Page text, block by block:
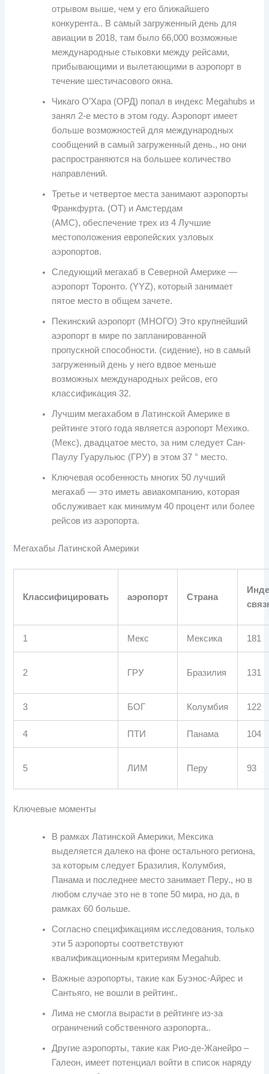
отрывом выше, чем у его ближайшего
конкурента.. В самый загруженный день для
авиации в 2018, там было 66,000 возможные
международные стыковки между рейсами,
прибывающими и вылетающими в аэропорт в
течение шестичасового окна.
Чикаго О’Хара (ОРД) попал в индекс Megahubs и
занял 2-е место в этом году. Аэропорт имеет
больше возможностей для международных
сообщений в самый загруженный день., но они
распространяются на большее количество
направлений.
Третье и четвертое места занимают аэропорты
Франкфурта. (ОТ) и Амстердам
(АМС), обеспечение трех из 4 Лучшие
местоположения европейских узловых
аэропортов.
Следующий мегахаб в Северной Америке —
аэропорт Торонто. (YYZ), который занимает
пятое место в общем зачете.
Пекинский аэропорт (МНОГО) Это крупнейший
аэропорт в мире по запланированной
пропускной способности. (сидение), но в самый
загруженный день у него вдвое меньше
возможных международных рейсов, его
классификация 32.
Лучшим мегахабом в Латинской Америке в
рейтинге этого года является аэропорт Мехико.
(Мекс), двадцатое место, за ним следует Сан-
Паулу Гуарульюс (ГРУ) в этом 37 ° место.
Ключевая особенность многих 50 лучший
мегахаб — это иметь авиакомпанию, которая
обслуживает как минимум 40 процент или более
рейсов из аэропорта.
Мегахабы Латинской Америки
Классифицировать аэропорт Страна
1 Мекс Мексика 181
2 ГРУ Бразилия 131
3 БОГ Колумбия 122
4 ПТИ Панама 104
5 ЛИМ Перу 93
Ключевые моменты
В рамках Латинской Америки, Мексика
выделяется далеко на фоне остального региона,
за которым следует Бразилия, Колумбия,
Панама и последнее место занимает Перу., но в
любом случае это не в топе 50 мира, но да, в
рамках 60 больше.
Согласно спецификациям исследования, только
эти 5 аэропорты соответствуют
квалификационным критериям Megahub.
Важные аэропорты, такие как Буэнос-Айрес и
Сантьяго, не вошли в рейтинг..
Лима не смогла вырасти в рейтинге из-за
ограничений собственного аэропорта..
Другие аэропорты, такие как Рио-де-Жанейро –
Галеон, имеет потенциал войти в список наряду